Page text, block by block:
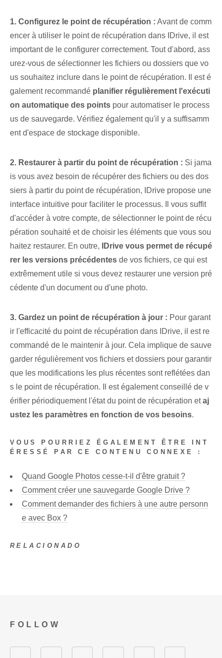
1. Configurez le point de récupération : Avant de comm
encer à utiliser le point de récupération dans IDrive, il est
important de le configurer correctement. Tout d'abord, ass
urez-vous de sélectionner les fichiers ou dossiers que vo
us souhaitez inclure dans le point de récupération. Il est é
galement recommandé planifier régulièrement l'exécuti
on automatique des points pour automatiser le process
us de sauvegarde.⁣ Vérifiez également qu'il y a suffisamm
ent d'espace de stockage disponible.
2. Restaurer à partir du point de récupération : Si jama
is vous avez besoin de récupérer des fichiers ou des dos
siers⁤ à partir du point de récupération, IDrive propose une
interface intuitive pour faciliter le processus. Il vous suffit
d'accéder à votre compte, de sélectionner le point de récu
pération souhaité et de choisir les éléments que vous sou
haitez restaurer. En outre,
IDrive vous permet de récupé
rer les versions précédentes de vos fichiers, ce qui est
extrêmement utile si vous devez restaurer une version pré
cédente d'un document ou d'une photo.
3. Gardez un point de récupération à jour : Pour garant
ir l'efficacité du point de récupération dans IDrive, il est re
commandé de le maintenir à jour. Cela implique de sauve
garder régulièrement vos fichiers et dossiers pour garantir
que les modifications les plus récentes sont reflétées dan
s le point de récupération. Il est également conseillé de v
érifier périodiquement l'état du point de récupération etaj
ustez les paramètres en fonction de vos besoins.
VOUS POURRIEZ ÉGALEMENT ÊTRE INT
ÉRESSÉ PAR CE CONTENU CONNEXE :
Quand Google Photos cesse-t-il d'être gratuit ?
Comment créer une sauvegarde Google Drive ?
Comment demander des fichiers à une autre personn
e avec Box ?
RELACIONADO
FOLLOW